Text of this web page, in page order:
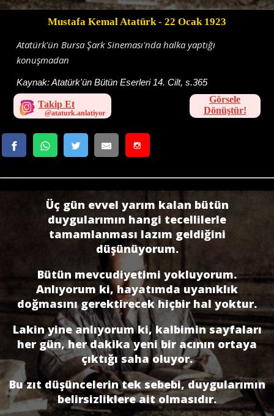
Mustafa Kemal Atatürk- 22 Ocak 1923
Atatürk'ün Bursa Şark Sineması'nda halka yaptığı
konuşmadan
Kaynak:Atatürk'ün Bütün Eserleri 14. Cilt, s.365
Takip Et
Görsele
Dönüştür!
Üç gün evvel yarım kalan bütün
duygularımın hangi tecellilerle
tamamlanması lazım geldiğini
düşünüyorum.
Bütün mevcudiyetimi yokluyorum.
Anlıyorum ki, hayatımda uyanıklık
doğmasını gerektirecek hiçbir hal yoktur.
Lakin yine anlıyorum ki, kalbimin sayfaları
her gün, her dakika yeni bir acının ortaya
çıktığı saha oluyor.
Bu zıt düşüncelerin tek sebebi, duygularımın
belirsizliklere ait olmasıdır.